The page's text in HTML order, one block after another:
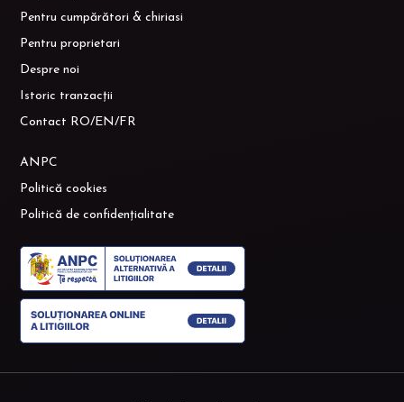
Pentru cumpărători & chiriasi
Pentru proprietari
Despre noi
Istoric tranzacții
Contact RO/EN/FR
ANPC
Politică cookies
Politică de confidențialitate